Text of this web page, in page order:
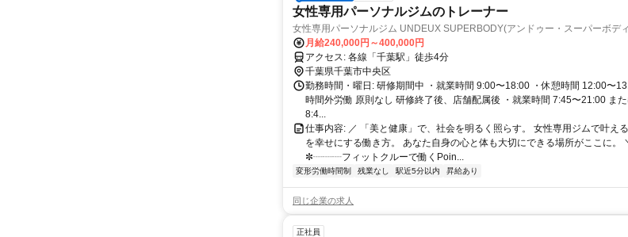
女性専用パーソナルジムのトレーナー
女性専用パーソナルジム UNDEUX SUPERBODY(アンドゥー・スーパーボデ
月給240,000円～400,000円
アクセス: 各線「千葉駅」徒歩4分
千葉県千葉市中央区
勤務時間・曜日: 研修期間中 ・就業時間 9:00〜18:00 ・休憩時間 12:00〜
時間外労働 原則なし 研修終了後、店舗配属後 ・就業時間 7:45〜21:00 また
8:4...
仕事内容: ／ 「美と健康」で、社会を明るく照らす。 女性専用ジムで叶え
を幸せにする働き方。 あなた自身の心と体も大切にできる場所がここに。
✼┈┈┈フィットクルーで働くPoin...
変形労働時間制 残業なし 駅近5分以内 昇給あり
同じ企業の求人
正社員